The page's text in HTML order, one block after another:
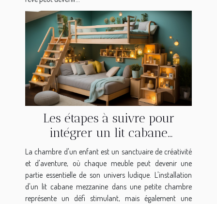
Les étapes à suivre pour
intégrer un lit cabane
mezzanine dans une petite
chambre d'enfant
La chambre d'un enfant est un sanctuaire de créativité
et d'aventure, où chaque meuble peut devenir une
partie essentielle de son univers ludique. L'installation
d'un lit cabane mezzanine dans une petite chambre
représente un défi stimulant, mais également une